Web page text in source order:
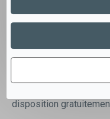
chacun.
Clermont-Ferrand,
– Transport en bus
– Le forfait pris en
disposition